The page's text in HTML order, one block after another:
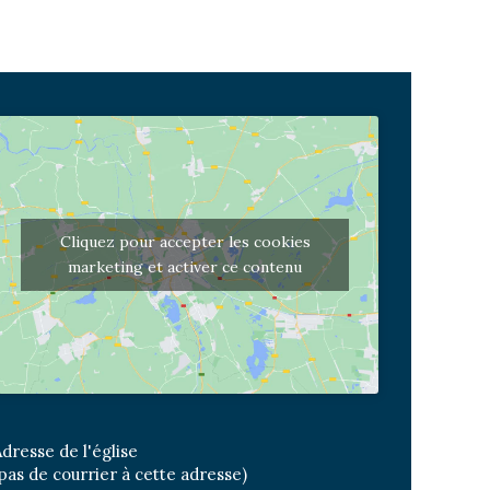
Cliquez pour accepter les cookies
marketing et activer ce contenu
de l'église
de courrier à cette adresse)